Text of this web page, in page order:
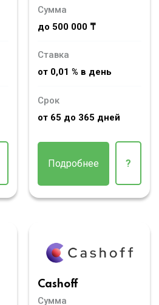
Сумма
до 500 000 ₸
Ставка
от 0,01 % в день
Срок
от 65 до 365 дней
Подробнее ?
Cashoff
Сумма